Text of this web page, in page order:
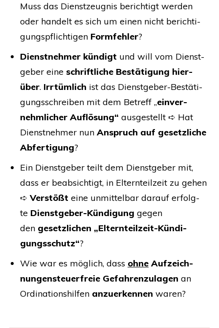
Muss das Dienst­zeug­nis berich­tigt wer­den
oder han­delt es sich um einen nicht berich­ti­
gungs­pflich­ti­gen Form­feh­ler?
Dienst­neh­mer kün­digt und will vom Dienst­
ge­ber eine schrift­li­che Bestä­ti­gung hier­
über. Irr­tüm­lich ist das Dienst­ge­ber-Bestä­ti­
gungs­schrei­ben mit dem Betreff „ein­ver­
nehm­li­cher Auf­lö­sung“ aus­ge­stellt ➪ Hat
Dienst­neh­mer nun Anspruch auf gesetz­li­che
Abfer­ti­gung?
Ein Dienst­ge­ber teilt dem Dienst­ge­ber mit,
dass er beab­sich­tigt, in Eltern­teil­zeit zu gehen
➪ Ver­stößt eine unmit­tel­bar dar­auf erfolg­
te Dienst­ge­ber-Kün­di­gung gegen
den gesetz­li­chen „Eltern­teil­zeit-Kün­di­
gungs­schutz“?
Wie war es mög­lich, dass ohne Auf­zeich­
nun­gensteu­er­freie Gefah­ren­zu­la­gen an
Ordi­na­ti­ons­hil­fen anzu­er­ken­nen waren?